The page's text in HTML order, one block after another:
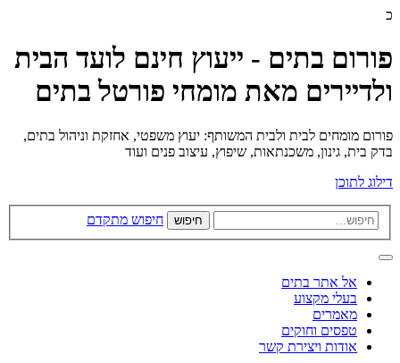
כ
פורום בתים - ייעוץ חינם לועד הבית
ולדיירים מאת מומחי פורטל בתים
פורום מומחים לבית ולבית המשותף: יעוץ משפטי, אחזקת וניהול בתים,
בדק בית, גינון, משכנתאות, שיפוץ, עיצוב פנים ועוד
דילוג לתוכן
חיפוש חיפוש מתקדם
אל אתר בתים
בעלי מקצוע
מאמרים
טפסים וחוקים
אודות ויצירת קשר